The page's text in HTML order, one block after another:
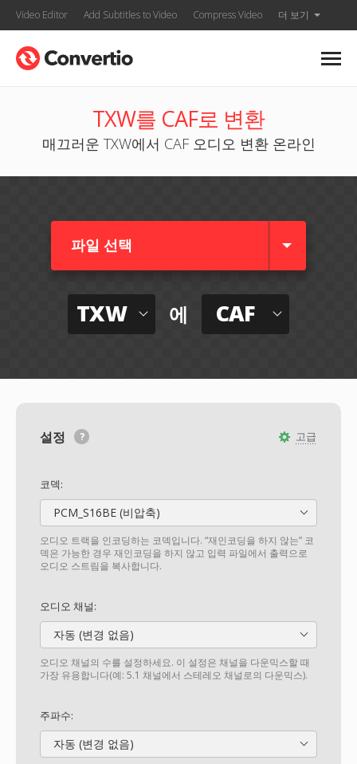
Video Editor Add Subtitles to Video Compress Video 더 보기
TXW를 CAF로 변환
매끄러운 TXW에서 CAF 오디오 변환 온라인
파일 선택
TXW 에 CAF
고급
설정
코덱:
PCM_S16BE (비압축)
오디오 트랙을 인코딩하는 코덱입니다. “재인코딩을 하지 않는” 코
덱은 가능한 경우 재인코딩을 하지 않고 입력 파일에서 출력으로
오디오 스트림을 복사합니다.
오디오 채널:
자동 (변경 없음)
오디오 채널의 수를 설정하세요. 이 설정은 채널을 다운믹스할 때
가장 유용합니다(예: 5.1 채널에서 스테레오 채널로의 다운믹스).
주파수:
자동 (변경 없음)